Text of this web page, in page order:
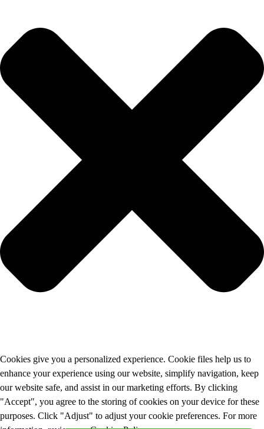
Cookies give you a personalized experience. Cookie files help us to
enhance your experience using our website, simplify navigation, keep
our website safe, and assist in our marketing efforts. By clicking
"Accept", you agree to the storing of cookies on your device for these
purposes. Click "Adjust" to adjust your cookie preferences. For more